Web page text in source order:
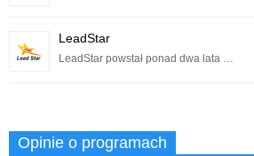
LeadStar
LeadStar powstał ponad dwa lata …
Opinie o programach